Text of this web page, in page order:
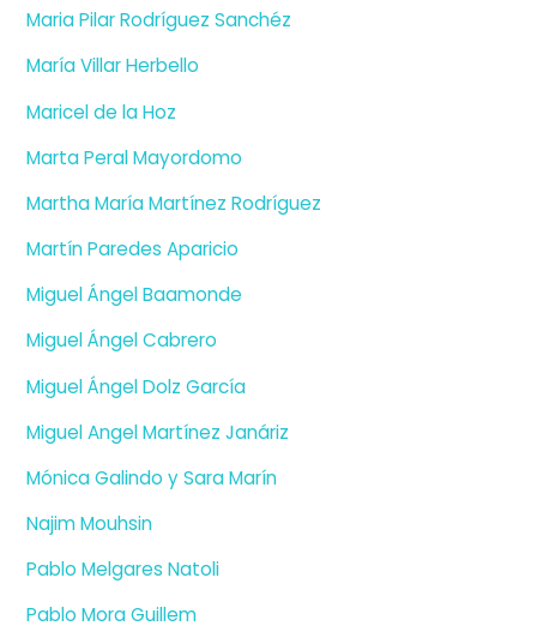
Maria Pilar Rodríguez Sanchéz
María Villar Herbello
Maricel de la Hoz
Marta Peral Mayordomo
Martha María Martínez Rodríguez
Martín Paredes Aparicio
Miguel Ángel Baamonde
Miguel Ángel Cabrero
Miguel Ángel Dolz García
Miguel Angel Martínez Janáriz
Mónica Galindo y Sara Marín
Najim Mouhsin
Pablo Melgares Natoli
Pablo Mora Guillem